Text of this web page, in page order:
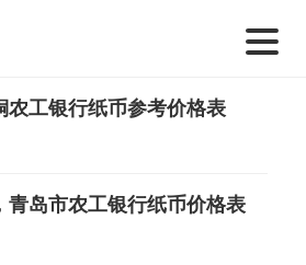
行情
农工银行纸币参考价格表
青岛市农工银行纸币价格表